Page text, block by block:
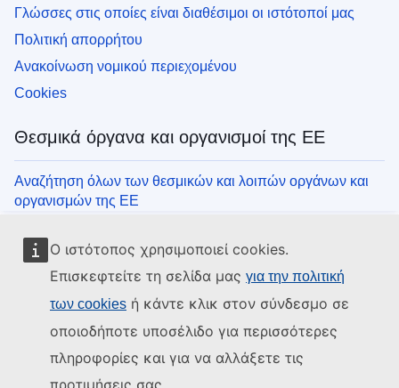
Ο ιστότοπος χρησιμοποιεί cookies.
Επισκεφτείτε τη σελίδα μας για την πολιτική
των cookies ή κάντε κλικ στον σύνδεσμο σε
οποιοδήποτε υποσέλιδο για περισσότερες
πληροφορίες και για να αλλάξετε τις
προτιμήσεις σας.
Γλώσσες στις οποίες είναι διαθέσιμοι οι ιστότοποί μας
Πολιτική απορρήτου
Ανακοίνωση νομικού περιεχομένου
Cookies
Θεσμικά όργανα και οργανισμοί της ΕΕ
Αναζήτηση όλων των θεσμικών και λοιπών οργάνων και
οργανισμών της ΕΕ